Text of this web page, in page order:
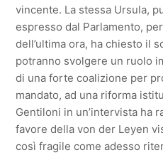
vincente. La stessa Ursula,
espresso dal Parlamento,
dell’ultima ora, ha chiesto il
potranno svolgere un ruolo
di una forte coalizione per
mandato, ad una riforma
Gentiloni in un’intervista ha
favore della von der Leyen
così fragile come adesso